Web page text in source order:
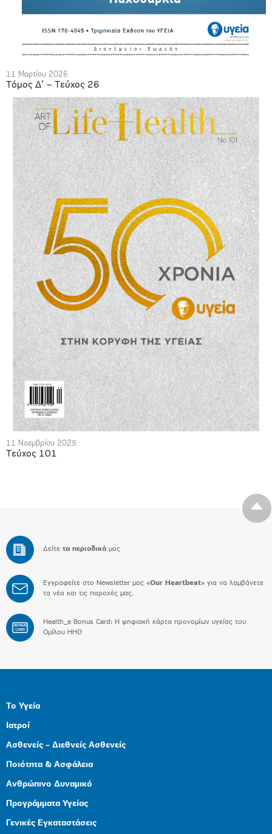
11 Μαρτίου 2026
Τόμος Δ’ – Τεύχος 26
11 Νοεμβρίου 2025
Τεύχος 101
Δείτε τα περιοδικά μας
Εγγραφείτε στο Newsletter μας «Our Heartbeat» για να λαμβάνετε
τα νέα και τις παροχές μας.
BONUS
CARD
Health_e Bonus Card: H ψηφιακή κάρτα προνομίων υγείας του
Ομίλου HHG
Το Υγεία
Ιατροί
Ασθενείς – Διεθνείς Ασθενείς
Ποιότητα & Ασφάλεια
Ανθρώπινο Δυναμικό
Προγράμματα Υγείας
Γενικές Εγκαταστάσεις